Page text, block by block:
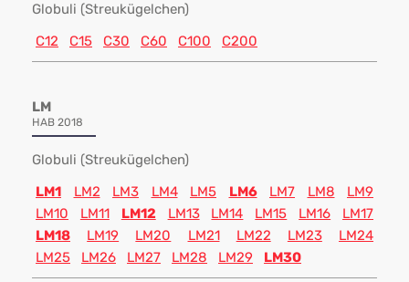
Globuli (Streukügelchen)
C12
C15 C30 C60 C100 C200
LM
HAB 2018
Globuli (Streukügelchen)
LM1
LM2 LM3 LM4 LM5 LM6 LM7 LM8
LM9
LM10
LM11 LM12 LM13 LM14 LM15 LM16
LM17
LM18
LM19 LM20 LM21 LM22 LM23
LM24
LM25
LM26 LM27 LM28 LM29 LM30